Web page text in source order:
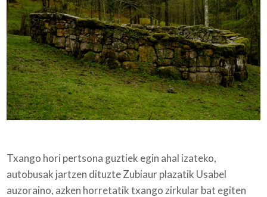
Txango hori pertsona guztiek egin ahal izateko,
autobusak jartzen dituzte Zubiaur plazatik Usabel
auzoraino, azken horretatik txango zirkular bat egiten